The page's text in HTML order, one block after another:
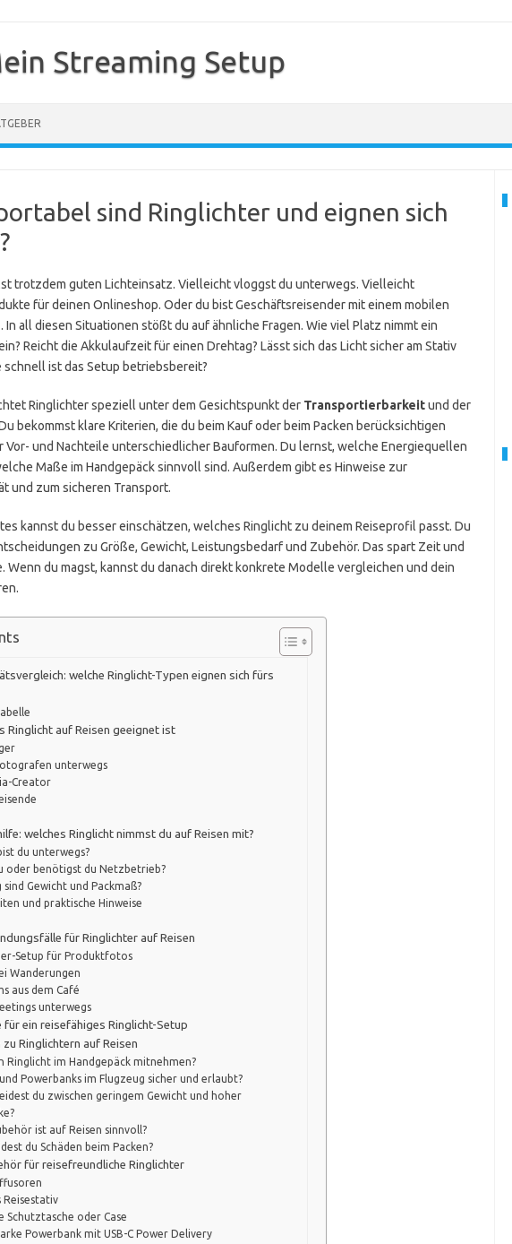
Streaming Setup
sind Ringlichter und eignen sich
trotzdem guten Lichteinsatz. Vielleicht vloggst du unterwegs. Vielleicht
für deinen Onlineshop. Oder du bist Geschäftsreisender mit einem mobilen
In all diesen Situationen stößt du auf ähnliche Fragen. Wie viel Platz nimmt ein
Reicht die Akkulaufzeit für einen Drehtag? Lässt sich das Licht sicher am Stativ
schnell ist das Setup betriebsbereit?
Ringlichter speziell unter dem Gesichtspunkt der Transportierbarkeitund der
bekommst klare Kriterien, die du beim Kauf oder beim Packen berücksichtigen
Vor- und Nachteile unterschiedlicher Bauformen. Du lernst, welche Energiequellen
Maße im Handgepäck sinnvoll sind. Außerdem gibt es Hinweise zur
und zum sicheren Transport.
kannst du besser einschätzen, welches Ringlicht zu deinem Reiseprofil passt. Du
zu Größe, Gewicht, Leistungsbedarf und Zubehör. Das spart Zeit und
Wenn du magst, kannst du danach direkt konkrete Modelle vergleichen und dein
welche Ringlicht-Typen eignen sich fürs
Ringlicht auf Reisen geeignet ist
unterwegs
Creator
welches Ringlicht nimmst du auf Reisen mit?
du unterwegs?
oder benötigst du Netzbetrieb?
sind Gewicht und Packmaß?
und praktische Hinweise
für Ringlichter auf Reisen
Setup für Produktfotos
Wanderungen
aus dem Café
unterwegs
für ein reisefähiges Ringlicht-Setup
Ringlichtern auf Reisen
Ringlicht im Handgepäck mitnehmen?
Powerbanks im Flugzeug sicher und erlaubt?
du zwischen geringem Gewicht und hoher
ist auf Reisen sinnvoll?
du Schäden beim Packen?
für reisefreundliche Ringlichter
Reisestativ
Schutztasche oder Case
Powerbank mit USB-C Power Delivery